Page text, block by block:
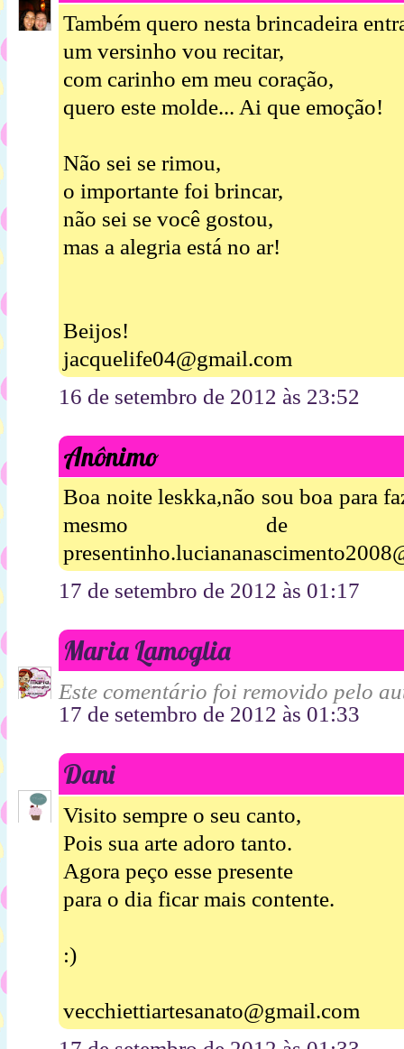
Também quero nesta brincadeira
um versinho vou recitar,
com carinho em meu coração,
quero este molde... Ai que emoção!
Não sei se rimou,
o importante foi brincar,
não sei se você gostou,
mas a alegria está no ar!
Beijos!
jacquelife04@gmail.com
16 de setembro de 2012 às 23:52
Anônimo
Boa noite leskka,não sou boa para
mesmo de
17 de setembro de 2012 às 01:17
Maria Lamoglia
Este comentário foi removido pelo
17 de setembro de 2012 às 01:33
Dani
Visito sempre o seu canto,
Pois sua arte adoro tanto.
Agora peço esse presente
para o dia ficar mais contente.
:)
vecchiettiartesanato@gmail.com